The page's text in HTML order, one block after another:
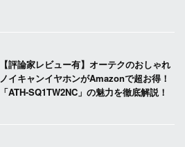
【評論家レビュー有】オーテクのおしゃれ
ノイキャンイヤホンがAmazonで超お得！
「ATH-SQ1TW2NC」の魅力を徹底解説！